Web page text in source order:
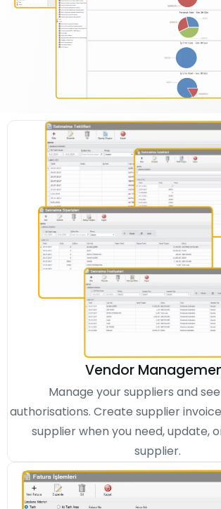
Vendor
Manage your suppliers and
authorisations. Create supplier
supplier when you need, update,
supplier.